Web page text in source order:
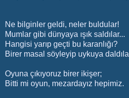
Ne bilginler geldi, neler buldular!
Mumlar gibi dünyaya ışık saldılar...
Hangisi yarıp geçti bu karanlığı?
Birer masal söyleyip uykuya
Oyuna çıkıyoruz birer ikişer;
Bitti mi oyun, mezardayız hepimiz.